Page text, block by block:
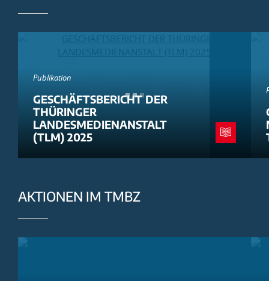
Publikation
GESCHÄFTSBERICHT DER
THÜRINGER
LANDESMEDIENANSTALT
(TLM) 2025
AKTIONEN IM TMBZ